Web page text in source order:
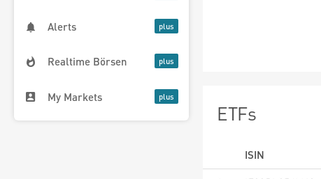
Alerts
Realtime Börsen
My Markets
ETFs
ISIN